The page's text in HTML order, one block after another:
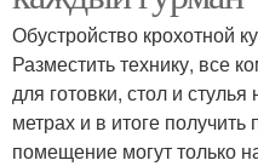
Обустройство крохотной
Разместить технику, все
для готовки, стол и
метрах и в итоге
помещение могут только